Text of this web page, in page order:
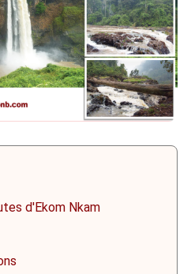
d'Ekom Nkam